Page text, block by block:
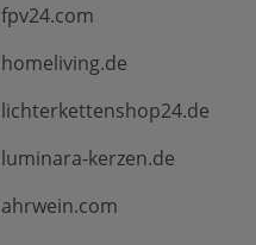
fpv24.com
homeliving.de
lichterkettenshop24.de
luminara-kerzen.de
ahrwein.com